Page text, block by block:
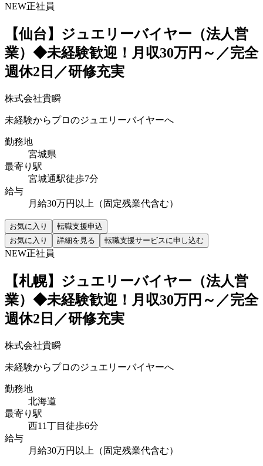
NEW正社員
【仙台】ジュエリーバイヤー（法人営
業）◆未経験歓迎！月収30万円～／完全
週休2日／研修充実
株式会社貴瞬
未経験からプロのジュエリーバイヤーへ
勤務地
宮城県
最寄り駅
宮城通駅徒歩7分
給与
月給30万円以上（固定残業代含む）
お気に入り
転職支援申込
お気に入り
詳細を見る 転職支援サービスに申し込む
NEW正社員
【札幌】ジュエリーバイヤー（法人営
業）◆未経験歓迎！月収30万円～／完全
週休2日／研修充実
株式会社貴瞬
未経験からプロのジュエリーバイヤーへ
勤務地
北海道
最寄り駅
西11丁目徒歩6分
給与
月給30万円以上（固定残業代含む）